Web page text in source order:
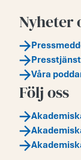
Nyheter
Presstjänst
Våra
Följ oss